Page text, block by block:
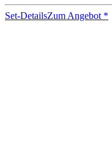
Set-DetailsZum Angebot *